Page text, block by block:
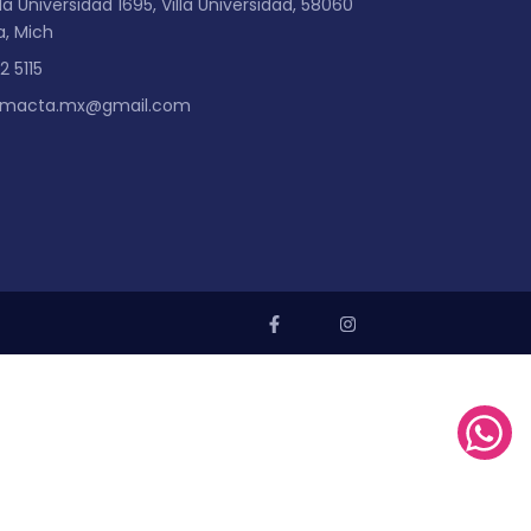
Universidad 1695, Villa Universidad, 58060
Mich
5115